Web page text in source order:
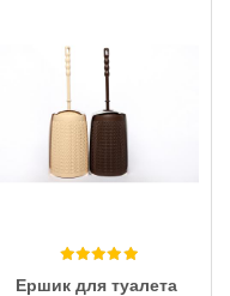
Ершик для туалета